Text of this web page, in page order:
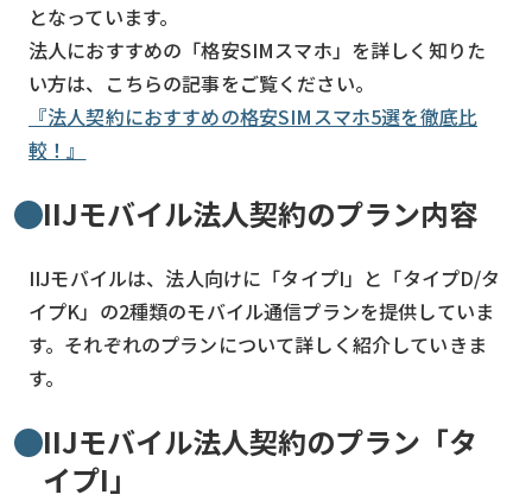
となっています。
法人におすすめの「格安SIMスマホ」を詳しく知りた
い方は、こちらの記事をご覧ください。
『法人契約におすすめの格安SIMスマホ5選を徹底比
較！』
IIJモバイル法人契約のプラン内容
IIJモバイルは、法人向けに「タイプI」と「タイプD/タ
イプK」の2種類のモバイル通信プランを提供していま
す。それぞれのプランについて詳しく紹介していきま
す。
IIJモバイル法人契約のプラン「タ
イプI」